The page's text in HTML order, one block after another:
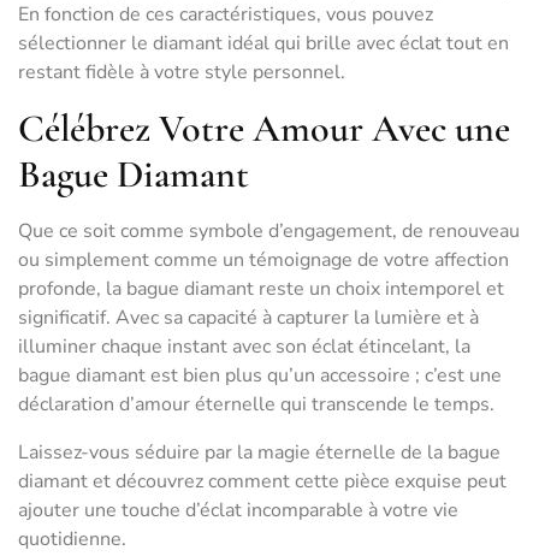
En fonction de ces caractéristiques, vous pouvez
sélectionner le diamant idéal qui brille avec éclat tout en
restant fidèle à votre style personnel.
Célébrez Votre Amour Avec une
Bague Diamant
Que ce soit comme symbole d’engagement, de renouveau
ou simplement comme un témoignage de votre affection
profonde, la bague diamant reste un choix intemporel et
significatif. Avec sa capacité à capturer la lumière et à
illuminer chaque instant avec son éclat étincelant, la
bague diamant est bien plus qu’un accessoire ; c’est une
déclaration d’amour éternelle qui transcende le temps.
Laissez-vous séduire par la magie éternelle de la bague
diamant et découvrez comment cette pièce exquise peut
ajouter une touche d’éclat incomparable à votre vie
quotidienne.